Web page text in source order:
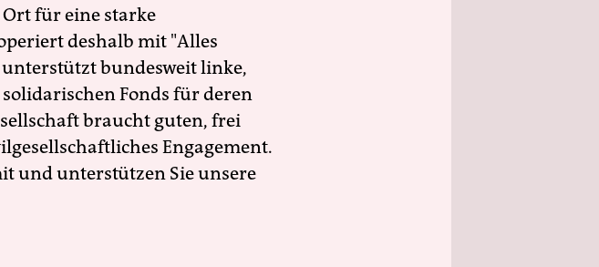
für eine starke
deshalb mit "Alles
bundesweit linke,
Fonds für deren
braucht guten, frei
Engagement.
und unterstützen Sie unsere